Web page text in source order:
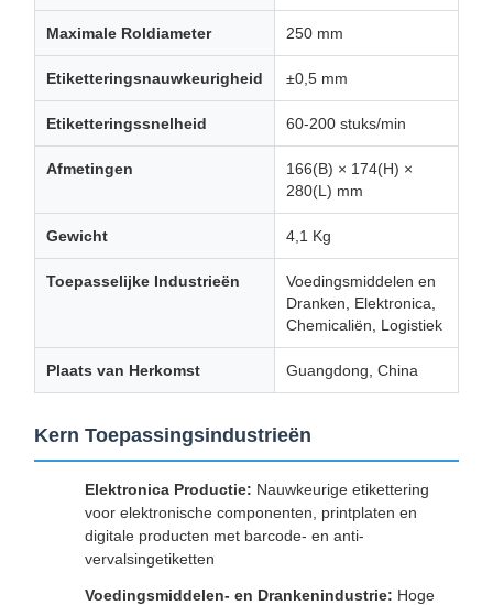
Maximale Roldiameter 250 mm
Etiketteringsnauwkeurigheid ±0,5 mm
Etiketteringssnelheid 60-200 stuks/min
Afmetingen
166(B) × 174(H) ×
280(L) mm
Gewicht 4,1 Kg
Toepasselijke Industrieën
Voedingsmiddelen en
Dranken, Elektronica,
Chemicaliën, Logistiek
Plaats van Herkomst Guangdong, China
Kern Toepassingsindustrieën
Elektronica Productie: Nauwkeurige etikettering
voor elektronische componenten, printplaten en
digitale producten met barcode- en anti-
vervalsingetiketten
Voedingsmiddelen- en Drankenindustrie: Hoge